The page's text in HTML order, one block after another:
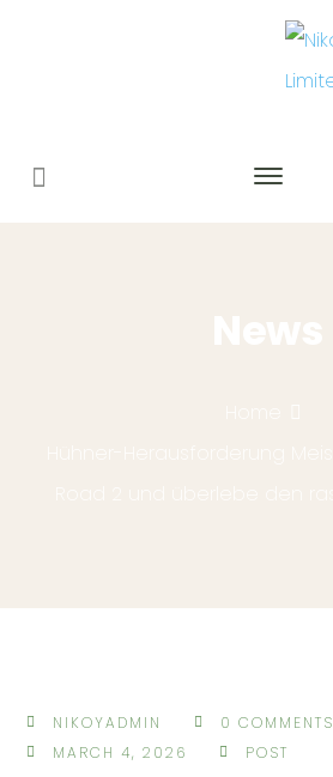
NIKOYADMIN
0 COMMENTS
MARCH 4, 2026
POST